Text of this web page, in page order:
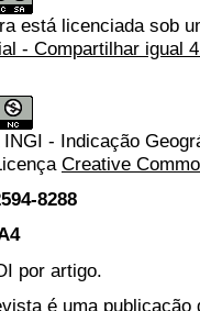
está licenciada sob
- Compartilhar igual
- Indicação
Creative
8288
por artigo.
é uma publicação